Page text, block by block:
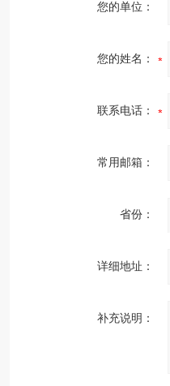
您的单位：
您的姓名：
联系电话：
常用邮箱：
省份：
详细地址：
补充说明：